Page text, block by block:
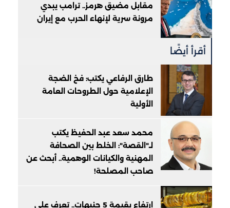
مقابل مضيق هرمز.. ترامب يبدي
مرونة سرية لإنهاء الحرب مع إيران
أقرأ أيضًا
طارق الرفاعي يكتب: فخ الضجة
الإعلامية حول الطروحات العامة
الأولية
محمد سعد عبد الحفيظ يكتب
لـ"القصة": الخلط بين الصحافة
المهنية والكيانات الوهمية.. أبحث عن
صاحب المصلحة!
ارتفاع بقيمة 5 جنيهات.. تعرف على